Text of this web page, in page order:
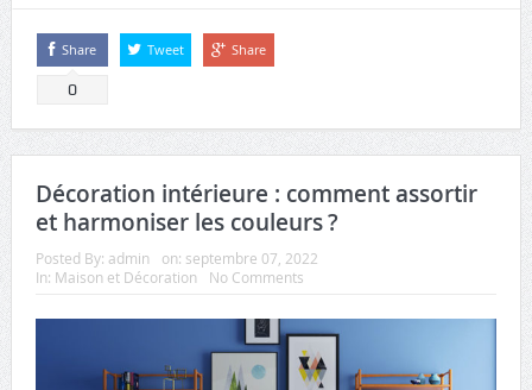
Share
0
Tweet Share
Décoration intérieure : comment assortir
et harmoniser les couleurs ?
Posted By: admin on: septembre 07, 2022
In: Maison et Décoration No Comments